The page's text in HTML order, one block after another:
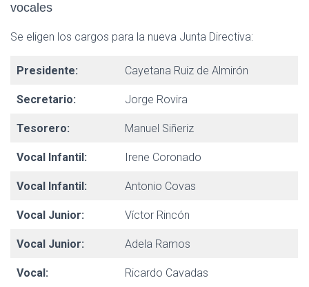
vocales
Se eligen los cargos para la nueva Junta Directiva:
Presidente: Cayetana Ruiz de Almirón
Secretario: Jorge Rovira
Tesorero: Manuel Siñeriz
Vocal Infantil: Irene Coronado
Vocal Infantil: Antonio Covas
Vocal Junior: Víctor Rincón
Vocal Junior: Adela Ramos
Vocal: Ricardo Cavadas